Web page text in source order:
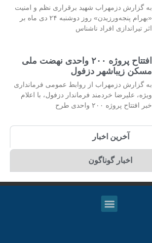
به گزارش دزمهراب شهید برقراری نظم و امنیت
«بهرام پنجه‌ورزیدن» روز دوشنبه ۲۴ دی ماه بر
اثر تیراندازی افراد ناشناس
افتتاح پروژه ۲۰۰ واحدی نهضت ملی
مسکن زیباشهر دزفول
به گزارش دزمهراب از روابط عمومی فرمانداری
ویژه، علیرضا خردمند فرماندار دزفول، با اعلام
خبر افتتاح پروژه ۲۰۰ واحدی طرح
آخرین اخبار
اخبار گوناگون